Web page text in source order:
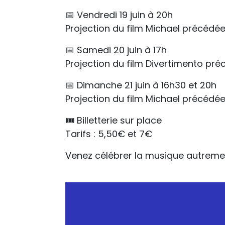
📅 Vendredi 19 juin à 20h
Projection du film Michael
📅 Samedi 20 juin à 17h
Projection du film Divertimento
📅 Dimanche 21 juin à 16h30 et 20h
Projection du film Michael
🎟️ Billetterie sur place
Tarifs : 5,50€ et 7€
Venez célébrer la musique